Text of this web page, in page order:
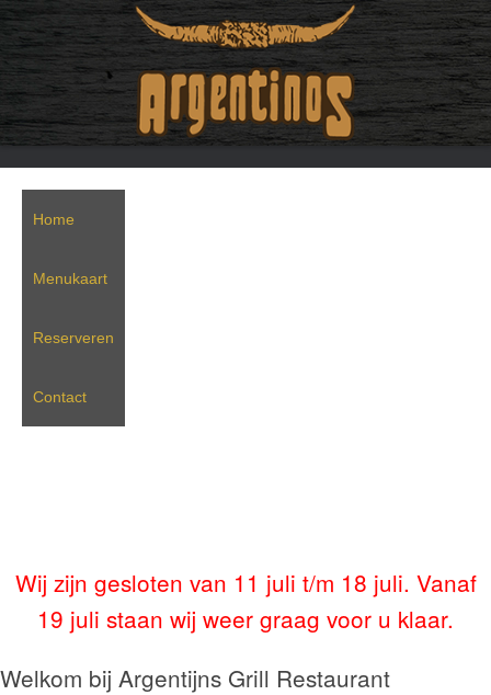
Home
Menukaart
Reserveren
Contact
Wij zijn gesloten van 11 juli t/m 18 juli. Vanaf
19 juli staan wij weer graag voor u klaar.
Welkom bij Argentijns Grill Restaurant